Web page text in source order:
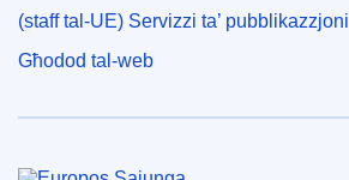
(staff tal-UE) Servizzi ta’ pubblikazzjoni
Għodod tal-web